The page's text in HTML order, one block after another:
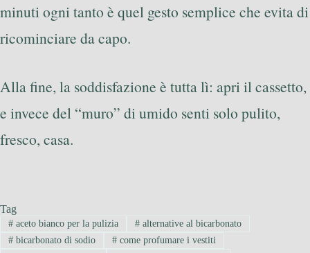
minuti ogni tanto è quel gesto semplice che evita di
ricominciare da capo.
Alla fine, la soddisfazione è tutta lì: apri il cassetto,
e invece del “muro” di umido senti solo pulito,
fresco, casa.
Tag
#aceto bianco per la pulizia #alternative al bicarbonato
#bicarbonato di sodio #come profumare i vestiti